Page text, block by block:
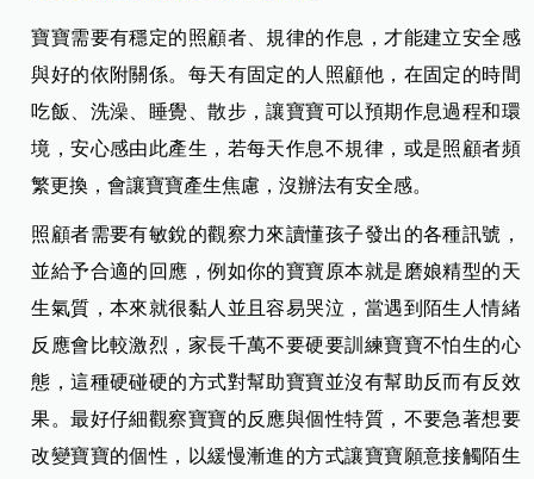
寶寶需要有穩定的照顧者、規律的作息，才能建立安全感
與好的依附關係。每天有固定的人照顧他，在固定的時間
吃飯、洗澡、睡覺、散步，讓寶寶可以預期作息過程和環
境，安心感由此產生，若每天作息不規律，或是照顧者頻
繁更換，會讓寶寶產生焦慮，沒辦法有安全感。
照顧者需要有敏銳的觀察力來讀懂孩子發出的各種訊號，
並給予合適的回應，例如你的寶寶原本就是磨娘精型的天
生氣質，本來就很黏人並且容易哭泣，當遇到陌生人情緒
反應會比較激烈，家長千萬不要硬要訓練寶寶不怕生的心
態，這種硬碰硬的方式對幫助寶寶並沒有幫助反而有反效
果。最好仔細觀察寶寶的反應與個性特質，不要急著想要
改變寶寶的個性，以緩慢漸進的方式讓寶寶願意接觸陌生